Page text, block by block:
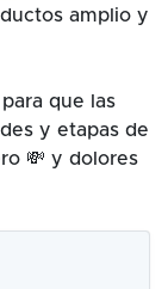
amplio y
que las
y etapas de
💸 y dolores